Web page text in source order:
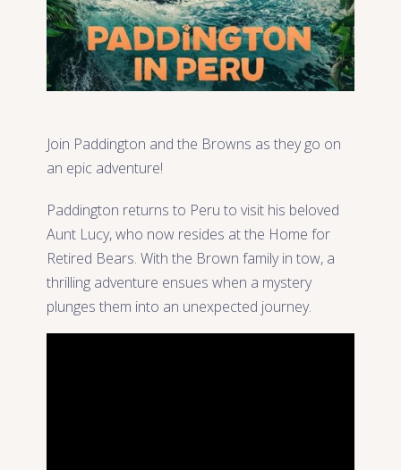
Join Paddington and the Browns as they go on
an epic adventure!
Paddington returns to Peru to visit his beloved
Aunt Lucy, who now resides at the Home for
Retired Bears. With the Brown family in tow, a
thrilling adventure ensues when a mystery
plunges them into an unexpected journey.